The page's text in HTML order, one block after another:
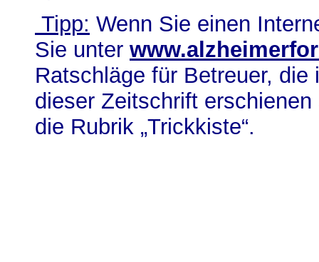
Tipp: Wenn Sie einen
Sie unter
Ratschläge für Betreuer, die
dieser Zeitschrift
die Rubrik „Trickkiste“.